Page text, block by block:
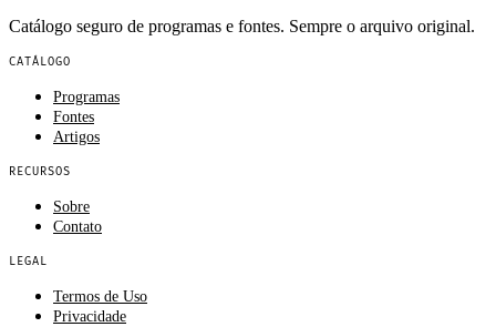
Catálogo seguro de programas e fontes. Sempre o arquivo original.
CATÁLOGO
Programas
Fontes
Artigos
RECURSOS
Sobre
Contato
LEGAL
Termos de Uso
Privacidade